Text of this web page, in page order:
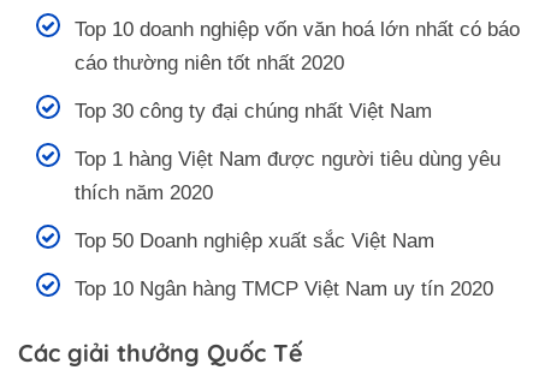
Top 10 doanh nghiệp vốn văn hoá lớn nhất có báo
cáo thường niên tốt nhất 2020
Top 30 công ty đại chúng nhất Việt Nam
Top 1 hàng Việt Nam được người tiêu dùng yêu
thích năm 2020
Top 50 Doanh nghiệp xuất sắc Việt Nam
Top 10 Ngân hàng TMCP Việt Nam uy tín 2020
Các giải thưởng Quốc Tế